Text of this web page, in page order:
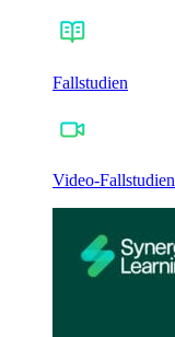
Fallstudien
Video-Fallstudien